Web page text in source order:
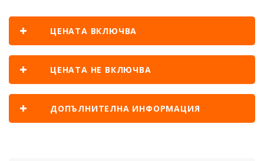
ЦЕНАТА ВКЛЮЧВА
ЦЕНАТА НЕ ВКЛЮЧВА
ДОПЪЛНИТЕЛНА ИНФОРМАЦИЯ